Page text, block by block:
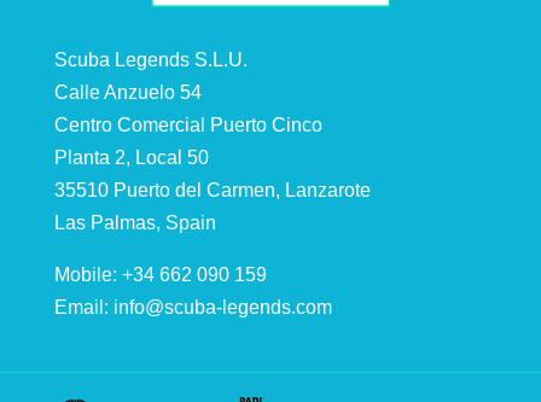
Scuba Legends S.L.U.
Calle Anzuelo 54
Centro Comercial Puerto Cinco
Planta 2, Local 50
35510 Puerto del Carmen, Lanzarote
Las Palmas, Spain
Mobile: +34 662 090 159
Email: info@scuba-legends.com